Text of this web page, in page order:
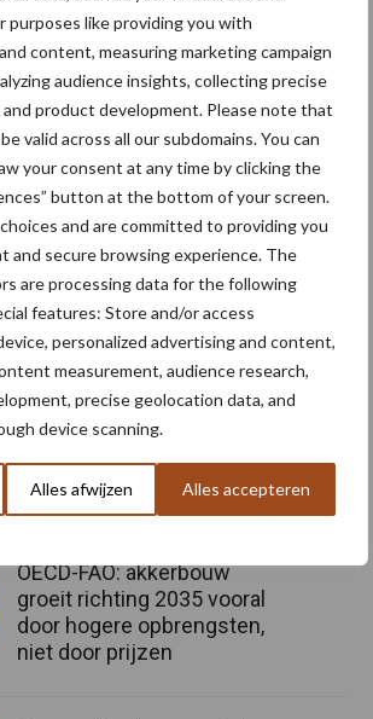
purposes like providing you with
content, measuring marketing campaign
audience insights, collecting precise
product development. Please note that
valid across all our subdomains. You can
your consent at any time by clicking the
button at the bottom of your screen.
and are committed to providing you
and secure browsing experience. The
are processing data for the following
features: Store and/or access
personalized advertising and content,
measurement, audience research,
precise geolocation data, and
device scanning.
Alles afwijzen Alles accepteren
geconfigureerd en verantwoordelijk voor
uitgerust met drie camera’s, die zicht op de
en op de lospijp bieden, terwijl een
optioneel is, evenals een camera
de aanhangwagen. Beide monitors kunnen
kan nu ook meer functies op afstand
Hier valt ook toerentallen van de
losvijzel onder. Daarnaast kan vanuit de
de DFR en rotors, en volledige in- en
strohakselaar worden uitgevoerd.
over graan oogsten
OECD-FAO: akkerbouw
groeit richting 2035 vooral
door hogere opbrengsten,
niet door prijzen